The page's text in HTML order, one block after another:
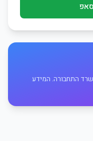
התחבורה. המידע